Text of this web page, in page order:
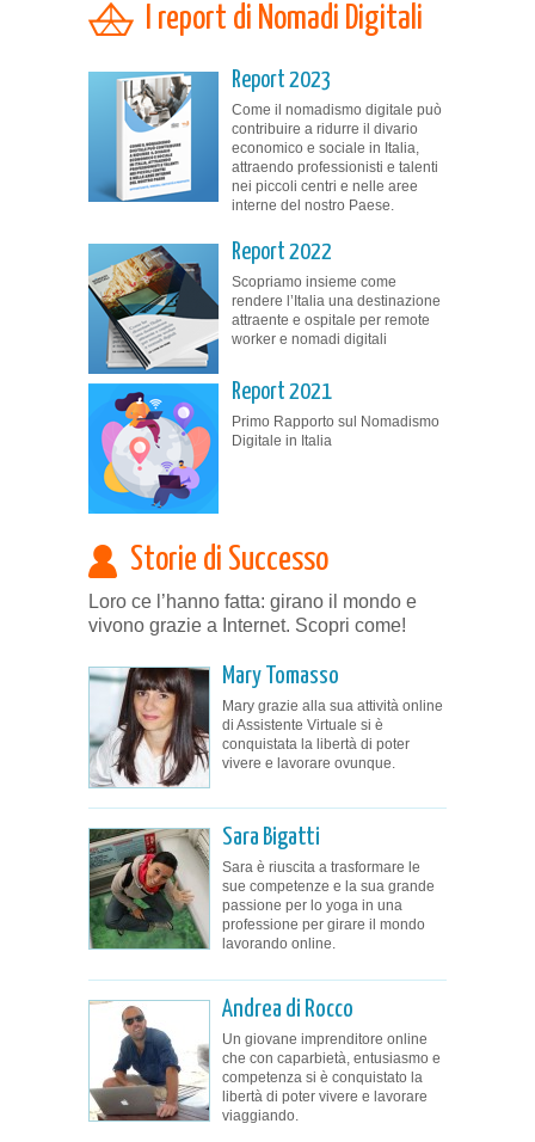
I report di Nomadi Digitali
Report 2023
Come il nomadismo digitale può
contribuire a ridurre il divario
economico e sociale in Italia,
attraendo professionisti e talenti
nei piccoli centri e nelle aree
interne del nostro Paese.
Report 2022
Scopriamo insieme come
rendere l’Italia una destinazione
attraente e ospitale per remote
worker e nomadi digitali
Report 2021
Primo Rapporto sul Nomadismo
Digitale in Italia
Storie di Successo
Loro ce l’hanno fatta: girano il mondo e
vivono grazie a Internet. Scopri come!
Mary Tomasso
Mary grazie alla sua attività online
di Assistente Virtuale si è
conquistata la libertà di poter
vivere e lavorare ovunque.
Sara Bigatti
Sara è riuscita a trasformare le
sue competenze e la sua grande
passione per lo yoga in una
professione per girare il mondo
lavorando online.
Andrea di Rocco
Un giovane imprenditore online
che con caparbietà, entusiasmo e
competenza si è conquistato la
libertà di poter vivere e lavorare
viaggiando.